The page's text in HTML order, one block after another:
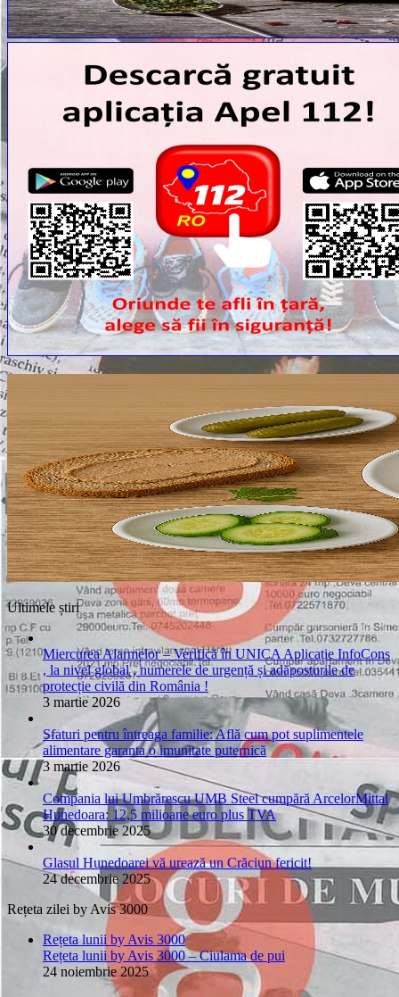
Ultimele știri
Miercurea Alarmelor – Verifică în UNICA Aplicație InfoCons
, la nivel global , numerele de urgență și adăposturile de
protecție civilă din România !
3 martie 2026
Sfaturi pentru întreaga familie: Află cum pot suplimentele
alimentare garanta o imunitate puternică
3 martie 2026
Compania lui Umbrărescu UMB Steel cumpără ArcelorMittal
Hunedoara: 12,5 milioane euro plus TVA
30 decembrie 2025
Glasul Hunedoarei vă urează un Crăciun fericit!
24 decembrie 2025
Rețeta zilei by Avis 3000
Rețeta lunii by Avis 3000
Rețeta lunii by Avis 3000 – Ciulama de pui
24 noiembrie 2025